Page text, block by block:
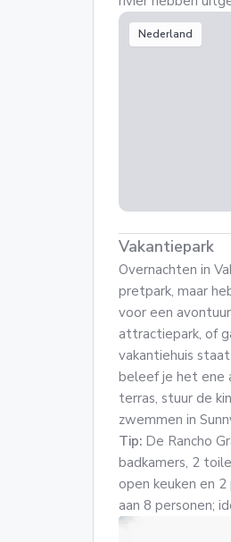
Nederland
Vakantiepark
Overnachten in
pretpark, maar
voor een
attractiepark, of
vakantiehuis
beleef je het ene
terras, stuur de
zwemmen in
Tip: De Rancho
badkamers, 2
open keuken en
aan 8 personen;